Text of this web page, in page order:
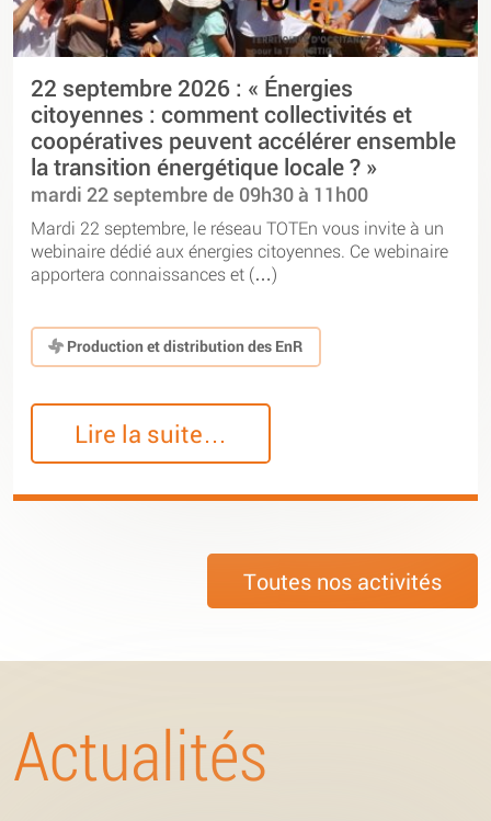
22 septembre 2026 : « Énergies
citoyennes : comment collectivités et
coopératives peuvent accélérer ensemble
la transition énergétique locale ? »
mardi 22 septembre de 09h30 à 11h00
Mardi 22 septembre, le réseau TOTEn vous invite à un
webinaire dédié aux énergies citoyennes. Ce webinaire
apportera connaissances et (…)
Production et distribution des EnR
Lire la suite…
Toutes nos activités
Actualités